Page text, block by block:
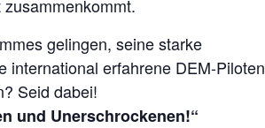
gelingen, seine starke
international erfahrene DEM-Piloten
Seid dabei!
und Unerschrockenen!“